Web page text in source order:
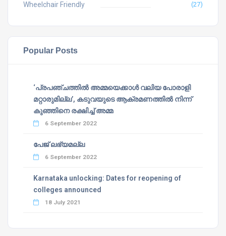
Wheelchair Friendly (27)
Popular Posts
‘പ്രപഞ്ചത്തില്‍ അമ്മയെക്കാള്‍ വലിയ പോരാളി
മറ്റാരുമില്ല’, കടുവയുടെ ആക്രമണത്തില്‍ നിന്ന്
കുഞ്ഞിനെ രക്ഷിച്ച് അമ്മ
6 September 2022
പേജ് ലഭ്യമല്ല
6 September 2022
Karnataka unlocking: Dates for reopening of
colleges announced
18 July 2021